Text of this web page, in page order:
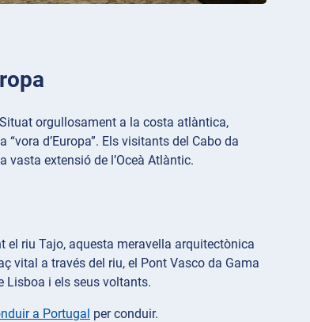
orgullosament a la costa atlàntica,
d’Europa”. Els visitants del Cabo da
vasta extensió de l’Oceà Atlàntic.
el riu Tajo, aquesta meravella arquitectònica
vital a través del riu, el Pont Vasco da Gama
Lisboa i els seus voltants.
a Portugal per conduir.